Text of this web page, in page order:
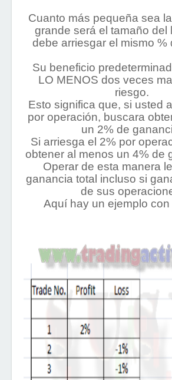
Cuanto más pequeña sea
grande será el tamaño del
debe arriesgar el mismo %
Su beneficio
LO MENOS dos veces
riesgo.
Esto significa que, si usted
por operación, buscara
un 2% de
Si arriesga el 2% por
obtener al menos un 4% de
Operar de esta manera
ganancia total incluso si
de sus
Aquí hay un ejemplo